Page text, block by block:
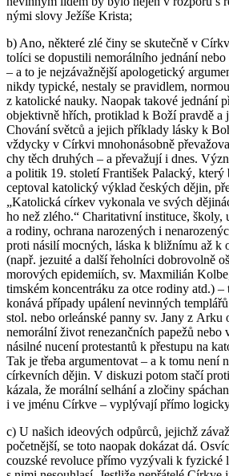
ný­mi slovy Je­ží­še Kris­ta;
b) Ano, ně­kte­ré zlé činy se sku­teč­ně v
to­lí­ci se do­pus­ti­li ne­mo­rál­ní­ho jed­ná­ní
– a to je nej­zá­važ­něj­ší apo­lo­ge­tic­ký
nikdy ty­pic­ké, ne­sta­ly se pra­vi­dlem,
z ka­to­lic­ké nauky. Na­o­pak ta­ko­vé jed­ná­ní
ob­jek­tiv­ně hřích, pro­ti­klad k Boží prav­dě a
Cho­vá­ní svět­ců a je­jich pří­kla­dy lásky k
vždyc­ky v Církvi mno­ho­ná­sob­ně
chy těch dru­hých – a pře­va­žu­jí i dnes.
a po­li­tik 19. sto­le­tí Fran­ti­šek Pa­lac­ký,
cep­to­val ka­to­lic­ký vý­klad čes­kých dějin,
„Ka­to­lic­ká cír­kev vy­ko­na­la ve svých
ho než zlého.“ Cha­ri­ta­tiv­ní in­sti­tu­ce, školy,
a ro­di­ny, ochra­na na­ro­ze­ných i
proti ná­si­lí moc­ných, láska k bliž­ní­mu až k
(např. je­zu­i­té a další ře­hol­ní­ci dob­ro­vol­ně
mo­ro­vých epi­de­mi­ích, sv. Ma­x­mi­li­án
tim­ském kon­cen­t­rá­ku za otce ro­di­ny atd.)
ko­ná­vá pří­pa­dy upá­le­ní ne­vin­ných
stol. nebo or­le­án­ské panny sv. Jany z Arku
ne­mo­rál­ní život re­ne­zanč­ních pa­pe­žů nebo
ná­sil­né nu­ce­ní pro­tes­tan­tů k pře­stu­pu na
Tak je třeba ar­gu­men­to­vat – a k tomu není
cír­kev­ních dějin. V dis­ku­zi potom stačí
ká­za­la, že mo­rál­ní se­lhá­ní a zlo­či­ny
i ve jménu Církve – vy­plý­va­jí přímo
c) U na­šich ide­o­vých od­půr­ců, je­jichž
po­čet­něj­ší, se toto na­o­pak do­ká­zat dá.
couz­ské re­vo­lu­ce přímo vy­zý­va­li k fy­zic­ké